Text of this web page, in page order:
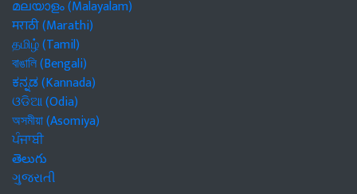
മലയാളം (Malayalam)
मराठी (Marathi)
தமிழ் (Tamil)
বাঙালি (Bengali)
ಕನ್ನಡ (Kannada)
ଓଡିଆ (Odia)
অসমীয়া (Asomiya)
ਪੰਜਾਬੀ
తెలుగు
ગુજરાતી